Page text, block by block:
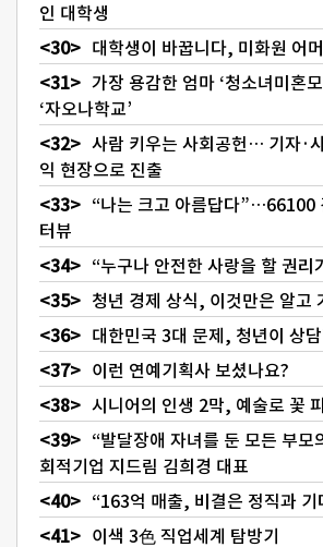
인 대학생
대학생이 바꿉니다, 미화원 어
가장 용감한 엄마 ‘청소녀미혼
‘자오나학교’
사람 키우는 사회공헌… 기자·
익 현장으로 진출
“나는 크고 아름답다”…66100
터뷰
“누구나 안전한 사랑을 할 권리
청년 경제 상식, 이것만은 알고
대한민국 3대 문제, 청년이 상
이런 연예기획사 보셨나요?
시니어의 인생 2막, 예술로 꽃
“발달장애 자녀를 둔 모든 부
회적기업 지드림 김희경 대표
“163억 매출, 비결은 정직과 기
이색 3色 직업세계 탐방기